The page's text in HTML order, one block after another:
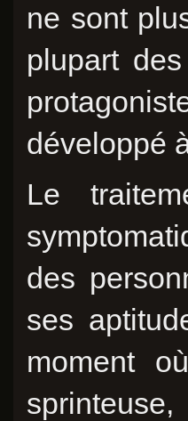
ne sont
plupart
développé
Le
des
ses
moment